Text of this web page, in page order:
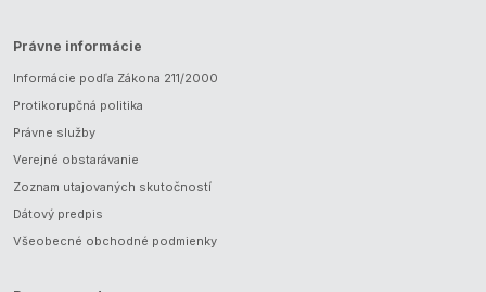
Právne informácie
Informácie podľa Zákona 211/2000
Protikorupčná politika
Právne služby
Verejné obstarávanie
Zoznam utajovaných skutočností
Dátový predpis
Všeobecné obchodné podmienky